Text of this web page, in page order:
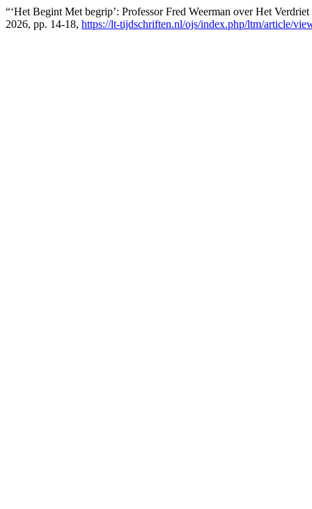
“‘Het Begint Met begrip’: Professor Fred Weerman over Het
2026, pp. 14-18, https://lt-tijdschriften.nl/ojs/index.php/ltm/article/